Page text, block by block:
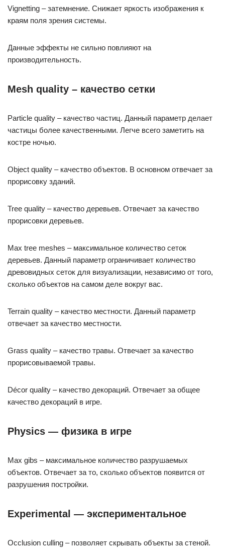
Vignetting – затемнение. Снижает яркость изображения к
краям поля зрения системы.
Данные эффекты не сильно повлияют на
производительность.
Mesh quality – качество сетки
Particle quality – качество частиц. Данный параметр делает
частицы более качественными. Легче всего заметить на
костре ночью.
Object quality – качество объектов. В основном отвечает за
прорисовку зданий.
Tree quality – качество деревьев. Отвечает за качество
прорисовки деревьев.
Max tree meshes – максимальное количество сеток
деревьев. Данный параметр ограничивает количество
древовидных сеток для визуализации, независимо от того,
сколько объектов на самом деле вокруг вас.
Terrain quality – качество местности. Данный параметр
отвечает за качество местности.
Grass quality – качество травы. Отвечает за качество
прорисовываемой травы.
Décor quality – качество декораций. Отвечает за общее
качество декораций в игре.
Physics — физика в игре
Max gibs – максимальное количество разрушаемых
объектов. Отвечает за то, сколько объектов появится от
разрушения постройки.
Experimental — экспериментальное
Occlusion culling – позволяет скрывать объекты за стеной.